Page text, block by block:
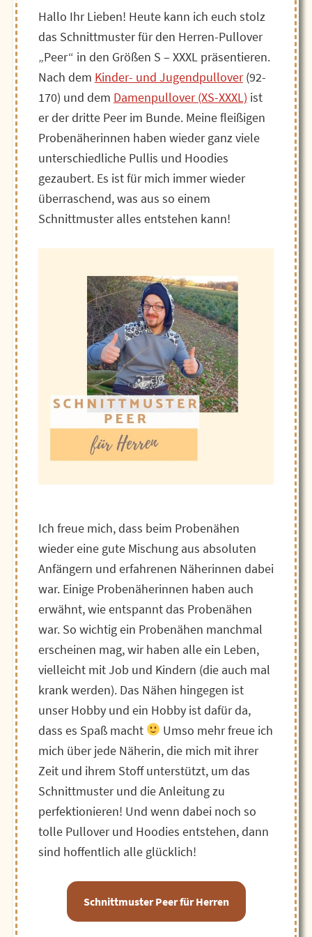
Hallo Ihr Lieben! Heute kann ich euch stolz
das Schnittmuster für den Herren-Pullover
„Peer“ in den Größen S – XXXL präsentieren.
Nach dem Kinder- und Jugendpullover(92-
170) und dem Damenpullover (XS-XXXL) ist
er der dritte Peer im Bunde. Meine fleißigen
Probenäherinnen haben wieder ganz viele
unterschiedliche Pullis und Hoodies
gezaubert. Es ist für mich immer wieder
überraschend, was aus so einem
Schnittmuster alles entstehen kann!
Ich freue mich, dass beim Probenähen
wieder eine gute Mischung aus absoluten
Anfängern und erfahrenen Näherinnen dabei
war. Einige Probenäherinnen haben auch
erwähnt, wie entspannt das Probenähen
war. So wichtig ein Probenähen manchmal
erscheinen mag, wir haben alle ein Leben,
vielleicht mit Job und Kindern (die auch mal
krank werden). Das Nähen hingegen ist
unser Hobby und ein Hobby ist dafür da,
dass es Spaß macht
Umso mehr freue ich
mich über jede Näherin, die mich mit ihrer
Zeit und ihrem Stoff unterstützt, um das
Schnittmuster und die Anleitung zu
perfektionieren! Und wenn dabei noch so
tolle Pullover und Hoodies entstehen, dann
sind hoffentlich alle glücklich!
Schnittmuster Peer für Herren